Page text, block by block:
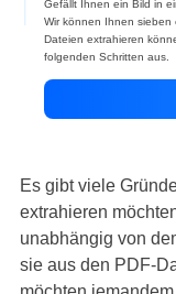
Gefällt Ihnen ein Bild in
Wir können Ihnen sieben
Dateien extrahieren
folgenden Schritten aus.
Es gibt viele
extrahieren
unabhängig von
sie aus den PDF-